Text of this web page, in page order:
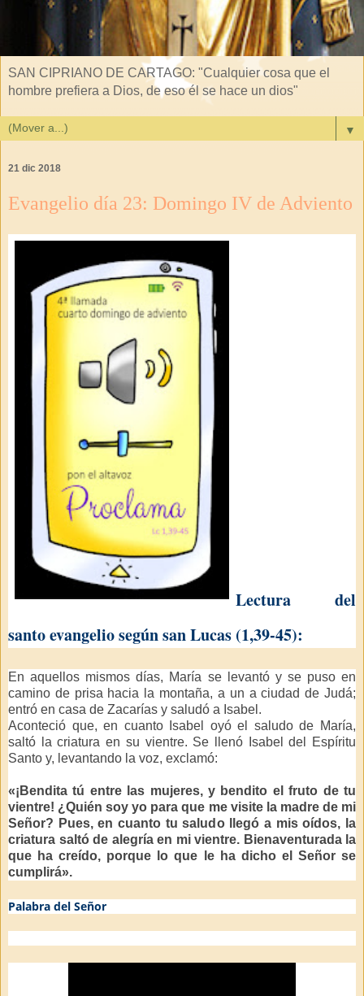
SAN CIPRIANO DE CARTAGO: "Cualquier cosa que el
hombre prefiera a Dios, de eso él se hace un dios"
▼
21 dic 2018
Evangelio día 23: Domingo IV de Adviento
Lectura del
santo evangelio según san Lucas (1,39-45):
En aquellos mismos días, María se levantó y se puso en
camino de prisa hacia la montaña, a un a ciudad de Judá;
entró en casa de Zacarías y saludó a Isabel.
Aconteció que, en cuanto Isabel oyó el saludo de María,
saltó la criatura en su vientre. Se llenó Isabel del Espíritu
Santo y, levantando la voz, exclamó:
«¡Bendita tú entre las mujeres, y bendito el fruto de tu
vientre! ¿Quién soy yo para que me visite la madre de mi
Señor? Pues, en cuanto tu saludo llegó a mis oídos, la
criatura saltó de alegría en mi vientre. Bienaventurada la
que ha creído, porque lo que le ha dicho el Señor se
cumplirá».
Palabra del Señor